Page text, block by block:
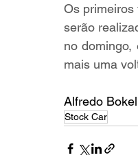
Os primeiros
serão
no
mais uma
Alfredo Bokel
Stock Car